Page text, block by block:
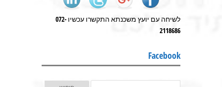
לשיחה עם יועץ משכנתא התקשרו עכשיו 072-
2118686
Facebook